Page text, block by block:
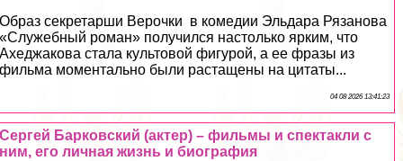
Образ секретарши Верочки в комедии Эльдара Рязанова
«Служебный роман» получился настолько ярким, что
Ахеджакова стала культовой фигурой, а ее фразы из
фильма моментально были растащены на цитаты...
04 08 2026 13:41:23
Сергeй Барковский (актер) – фильмы и спектакли с
ним, его личная жизнь и биография